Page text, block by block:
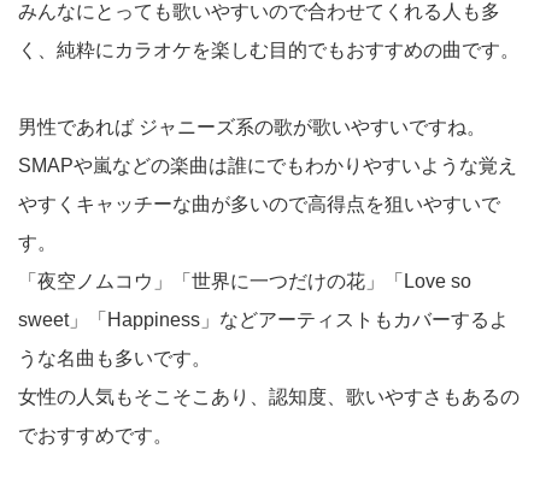
みんなにとっても歌いやすいので合わせてくれる人も多
く、純粋にカラオケを楽しむ目的でもおすすめの曲です。
男性であれば ジャニーズ系の歌が歌いやすいですね。
SMAPや嵐などの楽曲は誰にでもわかりやすいような覚え
やすくキャッチーな曲が多いので高得点を狙いやすいで
す。
「夜空ノムコウ」「世界に一つだけの花」「Love so
sweet」「Happiness」などアーティストもカバーするよ
うな名曲も多いです。
女性の人気もそこそこあり、認知度、歌いやすさもあるの
でおすすめです。